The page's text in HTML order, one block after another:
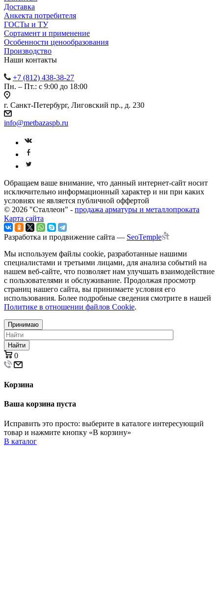
Доставка
Анкекта потребителя
ГОСТы и ТУ
Сортамент и применение
Особенности ценообразования
Производство
Наши контакты
+7 (812) 438-38-27
Пн. – Пт.: с 9:00 до 18:00
г. Санкт-Петербург, Лиговский пр., д. 230
info@metbazaspb.ru
Обращаем ваше внимание, что данный интернет-сайт носит
исключительно информационный характер и ни при каких
условиях не является публичной оффертой
© 2026 "Сталлеон" - продажа арматуры и металлопроката
Карта сайта
Разработка и продвижение сайта — SeoTemple
Мы используем файлы cookie, разработанные нашими
специалистами и третьими лицами, для анализа событий на
нашем веб-сайте, что позволяет нам улучшать взаимодействие
с пользователями и обслуживание. Продолжая просмотр
страниц нашего сайта, вы принимаете условия его
использования. Более подробные сведения смотрите в нашей
Политике в отношении файлов Cookie.
Принимаю
Найти
0
Корзина
Ваша корзина пуста
Исправить это просто: выберите в каталоге интересующий
товар и нажмите кнопку «В корзину»
В каталог